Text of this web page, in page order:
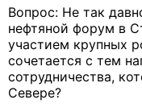
Вопрос: Не так
нефтяной форум в
участием крупных
сочетается с тем
сотрудничества,
Севере?